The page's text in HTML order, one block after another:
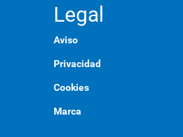
Legal
Aviso
Privacidad
Cookies
Marca